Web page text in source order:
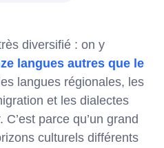
diversifié : on y
langues autres que le
langues régionales, les
et les dialectes
parce qu’un grand
culturels différents